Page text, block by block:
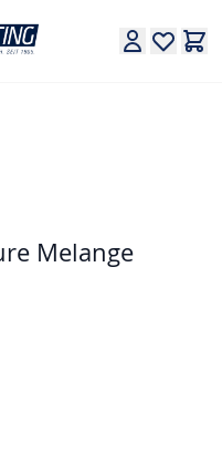
Melange